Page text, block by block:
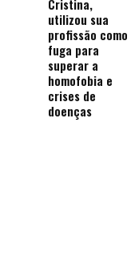
Cristina,
utilizou sua
profissão como
fuga para
superar a
homofobia e
crises de
doenças